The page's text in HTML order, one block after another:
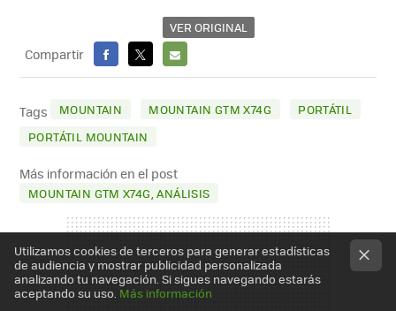
VER ORIGINAL
Compartir
FACEBOOK
X
E-
MAIL
Tags MOUNTAIN MOUNTAIN GTM X74G
PORTÁTIL
PORTÁTIL MOUNTAIN
Más información en el post
MOUNTAIN GTM X74G, ANÁLISIS
Utilizamos cookies de terceros para generar estadísticas
de audiencia y mostrar publicidad personalizada
analizando tu navegación. Si sigues navegando estarás
aceptando su uso. Más información